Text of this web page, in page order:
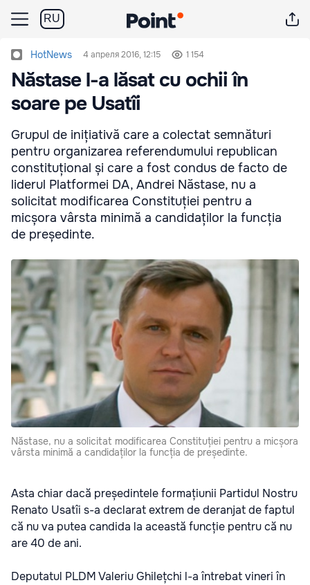
RU
HotNews 4 апреля 2016, 12:15 1 154
Năstase l-a lăsat cu ochii în
soare pe Usatîi
Grupul de inițiativă care a colectat semnături
pentru organizarea referendumului republican
constituțional și care a fost condus de facto de
liderul Platformei DA, Andrei Năstase, nu a
solicitat modificarea Constituției pentru a
micșora vârsta minimă a candidaților la funcția
de președinte.
Năstase, nu a solicitat modificarea Constituției pentru a micșora
vârsta minimă a candidaților la funcția de președinte.
Asta chiar dacă președintele formațiunii Partidul Nostru
Renato Usatîi s-a declarat extrem de deranjat de faptul
că nu va putea candida la această funcție pentru că nu
are 40 de ani.
Deputatul PLDM Valeriu Ghilețchi l-a întrebat vineri în